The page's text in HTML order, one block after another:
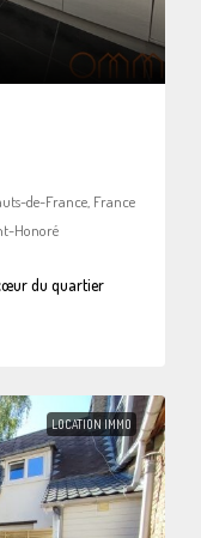
de-France, France
Honoré
du quartier
LOCATION IMMO